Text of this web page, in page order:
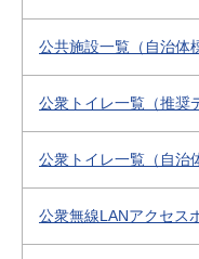
公共施設一覧（自治体
公衆トイレ一覧（推奨
公衆トイレ一覧（自治
公衆無線LANアクセス